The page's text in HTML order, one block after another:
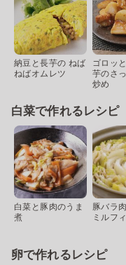
納豆と長芋の ねば
ねばオムレツ
ゴロッ
芋のさ
炒め
白菜で作れるレシピ
白菜と豚肉のうま
煮
豚バラ
ミルフ
卵で作れるレシピ